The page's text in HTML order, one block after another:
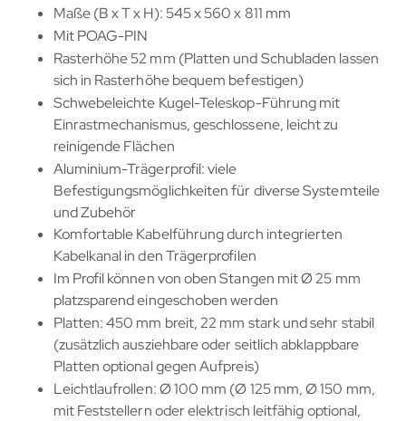
Maße (B x T x H): 545 x 560 x 811 mm
Mit POAG-PIN
Rasterhöhe 52 mm (Platten und Schubladen lassen
sich in Rasterhöhe bequem befestigen)
Schwebeleichte Kugel-Teleskop-Führung mit
Einrastmechanismus, geschlossene, leicht zu
reinigende Flächen
Aluminium-Trägerprofil: viele
Befestigungsmöglichkeiten für diverse Systemteile
und Zubehör
Komfortable Kabelführung durch integrierten
Kabelkanal in den Trägerprofilen
Im Profil können von oben Stangen mit Ø 25 mm
platzsparend eingeschoben werden
Platten: 450 mm breit, 22 mm stark und sehr stabil
(zusätzlich ausziehbare oder seitlich abklappbare
Platten optional gegen Aufpreis)
Leichtlaufrollen: Ø 100 mm (Ø 125 mm, Ø 150 mm,
mit Feststellern oder elektrisch leitfähig optional,